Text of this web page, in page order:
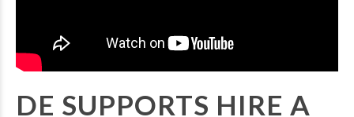
DE SUPPORTS HIRE A